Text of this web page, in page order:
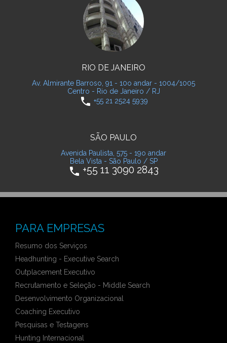
RIO DE JANEIRO
Av. Almirante Barroso, 91 - 10o andar - 1004/1005
Centro - Rio de Janeiro / RJ
phone +55 21 2524 5939
SÃO PAULO
Avenida Paulista, 575 - 19o andar
Bela Vista - São Paulo / SP
phone +55 11 3090 2843
PARA EMPRESAS
Resumo dos Serviços
Headhunting - Executive Search
Outplacement Executivo
Recrutamento e Seleção - Middle Search
Desenvolvimento Organizacional
Coaching Executivo
Pesquisas e Testagens
Hunting Internacional